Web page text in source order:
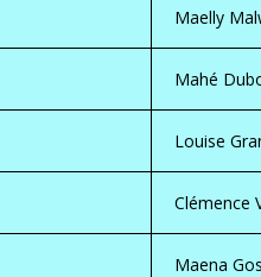
Maelly
Mahé
Louise
Clémence
Maena